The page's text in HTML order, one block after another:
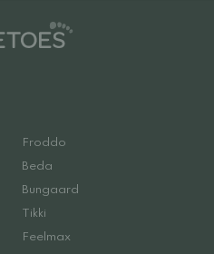
Froddo
Beda
Bungaard
Tikki
Feelmax